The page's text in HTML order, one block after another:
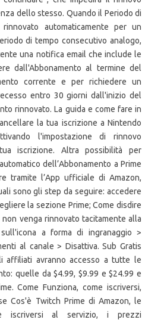
dello stesso. Quando il Periodo di
rinnovato automaticamente per un
di tempo consecutivo analogo,
una notifica email che include le
dall'Abbonamento al termine del
corrente e per richiedere un
entro 30 giorni dall'inizio del
rinnovato. La guida e come fare in
la tua iscrizione a Nintendo
l'impostazione di rinnovo
iscrizione. Altra possibilità per
dell’Abbonamento a Prime
tramite l’App ufficiale di Amazon,
sono gli step da seguire: accedere
la sezione Prime; Come disdire
venga rinnovato tacitamente alla
a forma di ingranaggio >
al canale > Disattiva. Sub Gratis
affiliati avranno accesso a tutte le
quelle da $4.99, $9.99 e $24.99 e
Come Funziona, come iscriversi,
Cos'è Twitch Prime di Amazon, le
iscriversi al servizio, i prezzi